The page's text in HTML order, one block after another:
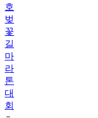
호
벚
꽃
길
마
라
톤
대
회